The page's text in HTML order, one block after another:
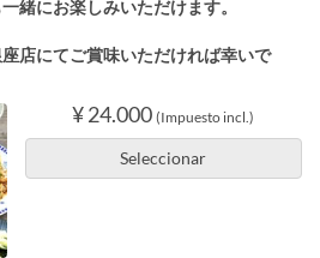
緒にお楽しみいただけます。
店にてご賞味いただければ幸いで
¥ 24.000 (Impuesto incl.)
Seleccionar